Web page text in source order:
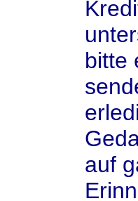
bitte
auf